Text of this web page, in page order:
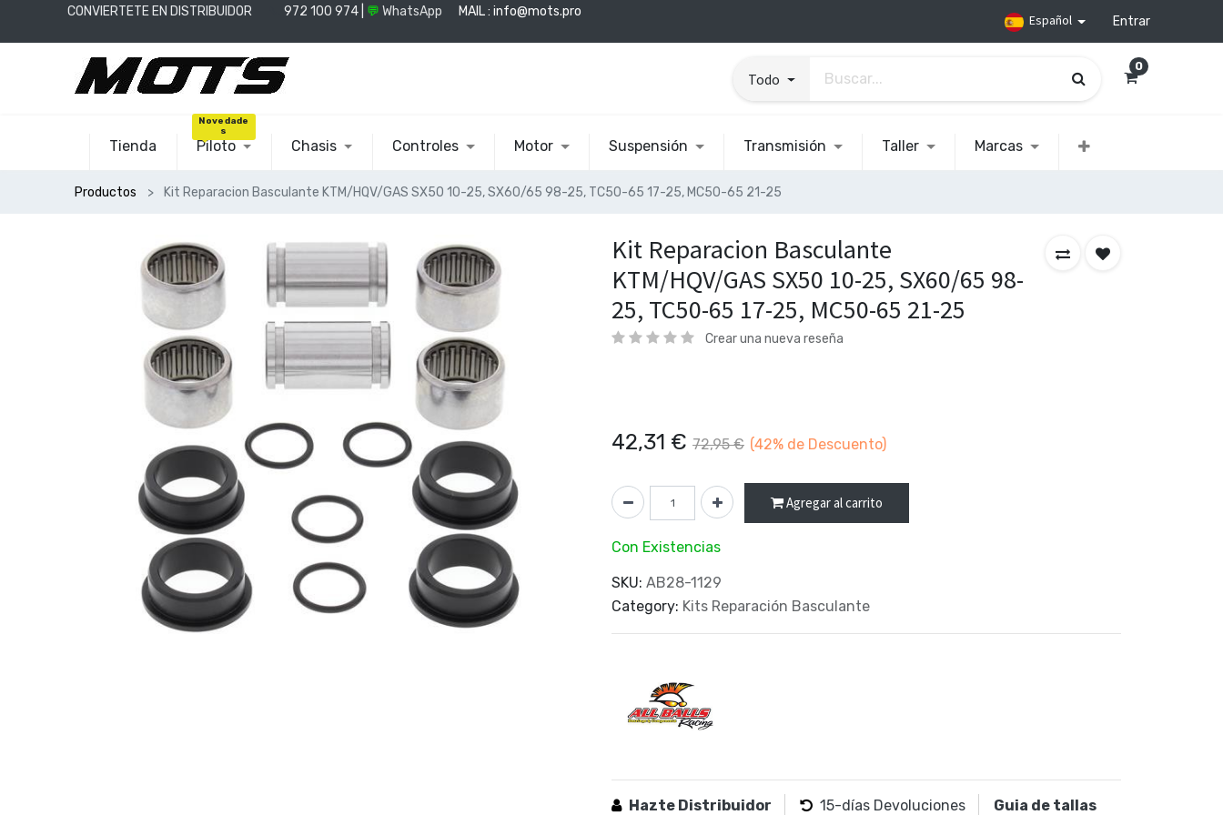
CONVIERTETE EN DISTRIBUIDOR 972 100 974 | 💬 WhatsApp MAIL :info@mots.pro
Español Entrar
Todo
0
Tienda Piloto
Novedade
s
Chasis Controles Motor Suspensión Transmisión Taller Marcas
Productos Kit Reparacion Basculante KTM/HQV/GAS SX50 10-25, SX60/65 98-25, TC50-65 17-25, MC50-65 21-25
Kit Reparacion Basculante
KTM/HQV/GAS SX50 10-25, SX60/65 98-
25, TC50-65 17-25, MC50-65 21-25
Crear una nueva reseña
42,31 € 72,95€ (42% de Descuento)
Agregar al carrito
Con Existencias
SKU: AB28-1129
Category: Kits Reparación Basculante
Hazte Distribuidor 15-días Devoluciones Guia de tallas